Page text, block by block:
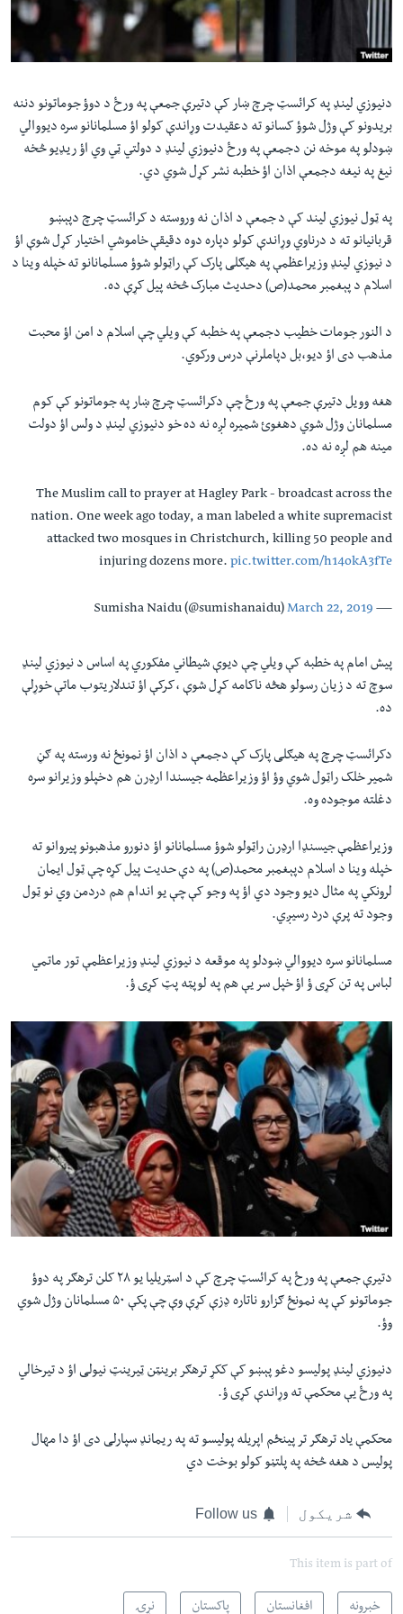
دلته
مخکې
لټون
واوړئ
اداریه
Learning English
FOLLOW US
دنیوزي لینډ په کرائسټ چرچ ښار کې دتیرې جمعې په ورځ د دوؤ جوماتونو دننه
بریدونو کې وژل شوؤ کسانو ته دعقیدت وړاندې کولو اؤ مسلمانانو سره دیووالي
ښودلو په موخه نن دجمعې په ورځ دنیوزي لینډ د دولتي ټي وي اؤ ریډیو څخه
نیغ په نیغه دجمعې اذان اؤ خطبه نشر کړل شوي دي.
په ټول نیوزي لیند کې د جمعې د اذان نه وروسته د کرائسټ چرچ دپېښو
قربانیانو ته د درناوي وړاندې کولو دپاره دوه دقیقې خاموشي اختیار کړل شوې اؤ
د نیوزي لینډ وزیراعظمې په هیګلی پارک کې راټولو شوؤ مسلمانانو ته خپله وینا د
اسلام د پېغمبر محمد(ص) دحدیث مبارک څخه پیل کړې ده.
د النور جومات خطیب دجمعې په خطبه کې ویلي چې اسلام د امن اؤ محبت
مذهب دی اؤ دیو،بل دپاملرنې درس ورکوي.
هغه وویل دتیرې جمعې په ورځ چې دکرائسټ چرچ ښار په جوماتونو کې کوم
مسلمانان وژل شوي دهغوئ شمیره لږه نه ده خو دنیوزي لینډ د ولس اؤ دولت
مینه هم لږه نه ده.
The Muslim call to prayer at Hagley Park - broadcast across the
nation. One week ago today, a man labeled a white supremacist
attacked two mosques in Christchurch, killing 50 people and
injuring dozens more. pic.twitter.com/h14okA3fTe
— Sumisha Naidu (@sumishanaidu)
March 22, 2019
پیش امام په خطبه کې ویلي چې دیوې شیطاني مفکوري په اساس د نیوزي لینډ
سوچ ته د زیان رسولو هڅه ناکامه کړل شوې ،کرکې اؤ تندلاریتوب ماتې خوړلې
ده.
دکرائسټ چرچ په هیګلی پارک کې دجمعې د اذان اؤ نمونځ نه ورسته په ګڼ
شمیر خلک راټول شوي وؤ اؤ وزیراعظمه جیسندا ارډرن هم دخپلو وزیرانو سره
دغلته موجوده وه.
وزیراعظمې جیسنډا ارډرن راټولو شوؤ مسلمانانو اؤ دنورو مذهبونو پیروانو ته
خپله وینا د اسلام د‌پېغمبر محمد(ص) په دې حدیت پیل کړه چې ټول ایمان
لرونکي په مثال دیو وجود دي اؤ په وجو کې چې یو اندام هم دردمن وي نو ټول
وجود ته پرې درد رسیږي.
مسلمانانو سره دیووالي ښودلو په موقعه د نیوزي لینډ وزیراعظمې تور ماتمي
لباس په تن کړی ؤ اؤ خپل سر یې هم په لوپټه پټ کړی ؤ.
دتیرې جمعې په ورځ په کرائسټ چرچ کې د اسټریلیا یو ۲۸ کلن ترهګر په دوؤ
جوماتونو کې په نمونځ ګزارو ناتاره ډزې کړې وې چې پکې ۵۰ مسلمانان وژل شوي
وؤ.
دنیوزي لینډ پولیسو دغو پېښو کې ککړ ترهګر برینټن ټیرینټ نیولی اؤ د تیرخالي
په ورځ‌ یې محکمې ته وړاندې کړی ؤ.
محکمې یاد ترهګر تر پینځم اپریله پولیسو ته په ریمانډ سپارلی دی اؤ دا مهال
پولیس د هغه څخه په پلتڼو کولو بوخت دي
شریکول Follow us
This item is part of
خبرونه افغانستان پاکستان نړۍ